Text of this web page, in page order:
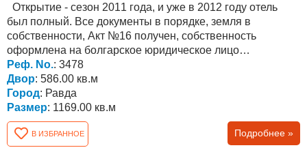
Открытие - сезон 2011 года, и уже в 2012 году отель
был полный. Все документы в порядке, земля в
собственности, Акт №16 получен, собственность
оформлена на болгарское юридическое лицо
(учредитель - русский)....
Реф. No.: 3478
Двор: 586.00 кв.м
Город: Равда
Размер: 1169.00 кв.м
В ИЗБРАННОЕ Подробнее »